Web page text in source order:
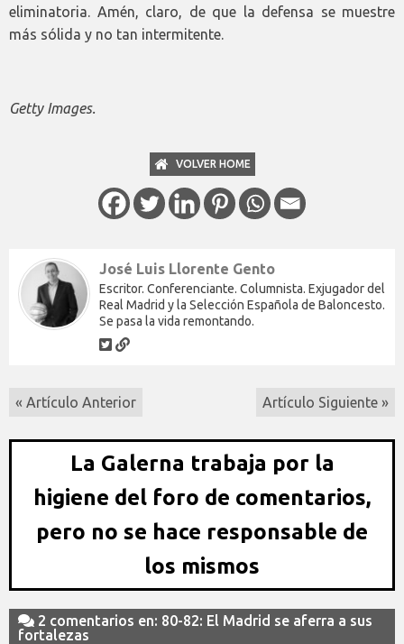
eliminatoria. Amén, claro, de que la defensa se muestre
más sólida y no tan intermitente.
Getty Images.
VOLVER HOME
José Luis Llorente Gento
Escritor. Conferenciante. Columnista. Exjugador del
Real Madrid y la Selección Española de Baloncesto.
Se pasa la vida remontando.
« Artículo Anterior Artículo Siguiente »
La Galerna trabaja por la
higiene del foro de comentarios,
pero no se hace responsable de
los mismos
2 comentarios en: 80-82: El Madrid se aferra a sus
fortalezas